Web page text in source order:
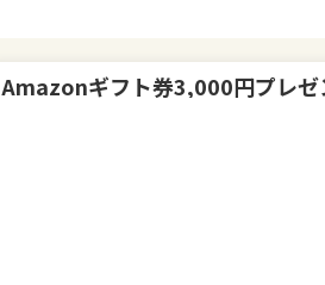
Amazonギフト券3,000円プレゼ